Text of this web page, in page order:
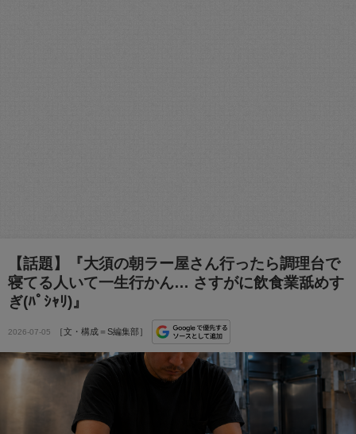
【話題】『大須の朝ラー屋さん行ったら調理台で
寝てる人いて一生行かん… さすがに飲食業舐めす
ぎ(ﾊﾟｼｬﾘ)』
2026-07-05 ［文・構成＝S編集部］